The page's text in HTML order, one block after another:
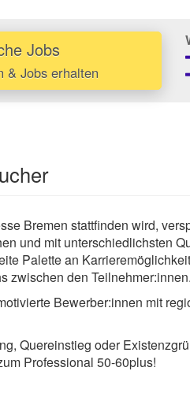
Jobs
Jobs erhalten
Bremen stattfinden wird,
und mit unterschiedlichsten
Palette an
zwischen den Teilnehmer:innen.
Bewerber:innen mit
Quereinstieg oder
Professional 50-60plus!